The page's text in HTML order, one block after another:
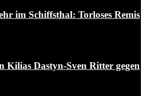
im Schiffsthal: Torloses Remis
Kilias Dastyn-Sven Ritter gegen